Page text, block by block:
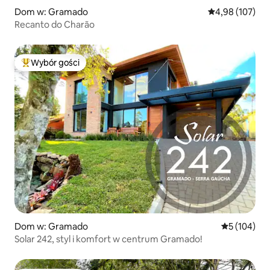
Dom w: Gramado Średnia
4,98 (107)
Recanto do Charão
Najpopularniejsze z kategorii Wybór gości
Wybór gości
Dom w: Gramado Średnia
5 (104)
Solar 242, styl i komfort w centrum Gramado!